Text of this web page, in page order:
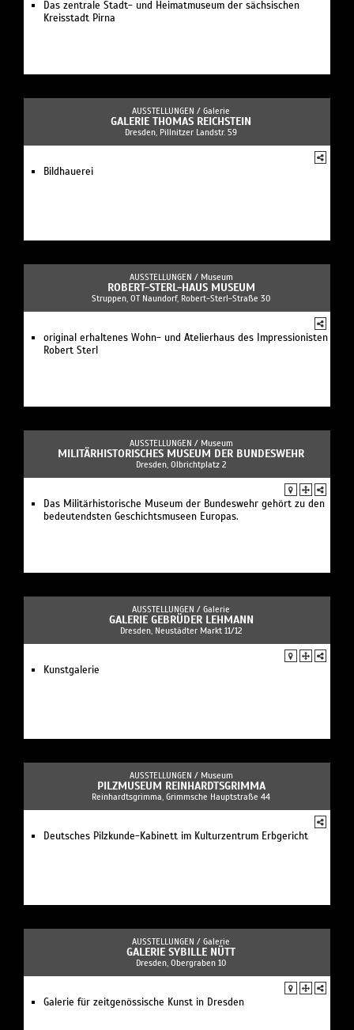
Das zentrale Stadt- und Heimatmuseum der sächsischen
Kreisstadt Pirna
AUSSTELLUNGEN / Galerie
GALERIE THOMAS REICHSTEIN
Dresden, Pillnitzer Landstr. 59
Bildhauerei
AUSSTELLUNGEN / Museum
ROBERT-STERL-HAUS MUSEUM
Struppen, OT Naundorf, Robert-Sterl-Straße 30
original erhaltenes Wohn- und Atelierhaus des Impressionisten
Robert Sterl
AUSSTELLUNGEN / Museum
MILITÄRHISTORISCHES MUSEUM DER BUNDESWEHR
Dresden, Olbrichtplatz 2
Das Militärhistorische Museum der Bundeswehr gehört zu den
bedeutendsten Geschichtsmuseen Europas.
AUSSTELLUNGEN / Galerie
GALERIE GEBRÜDER LEHMANN
Dresden, Neustädter Markt 11/12
Kunstgalerie
AUSSTELLUNGEN / Museum
PILZMUSEUM REINHARDTSGRIMMA
Reinhardtsgrimma, Grimmsche Hauptstraße 44
Deutsches Pilzkunde-Kabinett im Kulturzentrum Erbgericht
AUSSTELLUNGEN / Galerie
GALERIE SYBILLE NÜTT
Dresden, Obergraben 10
Galerie für zeitgenössische Kunst in Dresden